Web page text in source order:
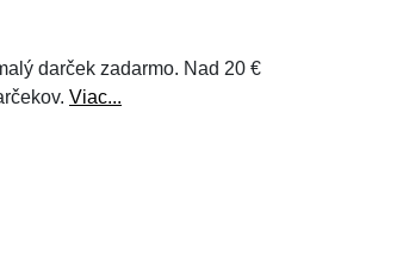
darček zadarmo. Nad 20 €
Viac...